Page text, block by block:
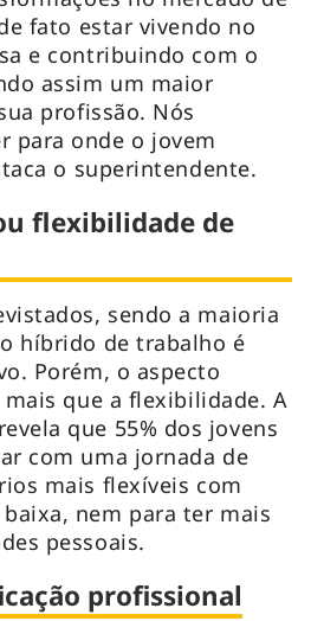
fato estar vivendo no
e contribuindo com o
assim um maior
profissão. Nós
para onde o jovem
o superintendente.
flexibilidade de
sendo a maioria
híbrido de trabalho é
Porém, o aspecto
que a flexibilidade. A
que 55% dos jovens
com uma jornada de
mais flexíveis com
nem para ter mais
pessoais.
profissional